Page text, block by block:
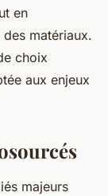
en
matériaux.
choix
aux enjeux
majeurs